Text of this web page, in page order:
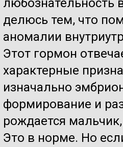
любознательность
делюсь тем, что
аномалии
Этот гормон
характерные
изначально
формирование и
рождается
Это в норме. Но